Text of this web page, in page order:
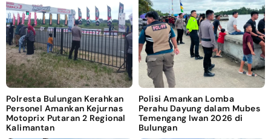
Polresta Bulungan Kerahkan
Personel Amankan Kejurnas
Motoprix Putaran 2 Regional
Kalimantan
Polisi Amankan Lomba
Perahu Dayung dalam Mubes
Temengang Iwan 2026 di
Bulungan